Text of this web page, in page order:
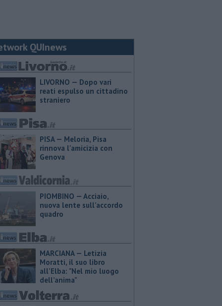
QUInews
LIVORNO — Dopo vari
reati espulso un cittadino
straniero
PISA — Meloria, Pisa
rinnova l'amicizia con
Genova
PIOMBINO — Acciaio,
nuova lente sull'accordo
quadro
MARCIANA — ​Letizia
Moratti, il suo libro
all’Elba: "Nel mio luogo
dell’anima"